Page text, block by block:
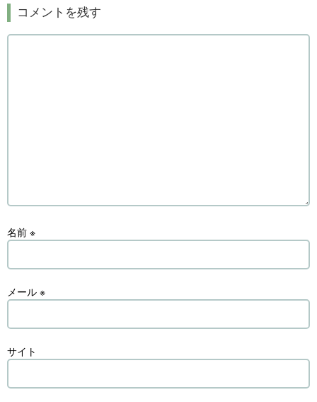
コメントを残す
名前 ※
メール ※
サイト